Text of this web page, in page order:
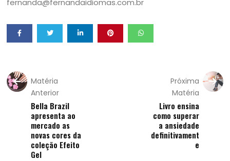
fernanda@fernandaidiomas.com.br
Matéria
Anterior
Bella Brazil
apresenta ao
mercado as
novas cores da
coleção Efeito
Gel
Próxima
Matéria
Livro ensina
como superar
a ansiedade
definitivament
e